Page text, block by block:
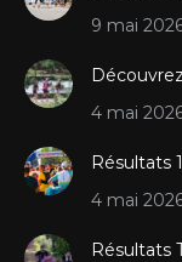
9 mai
4 mai
Résultats
4 mai
Résultats